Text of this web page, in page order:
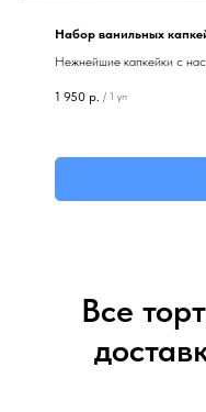
Набор ванильных
Нежнейшие капкейки с
Вес: 800гр. Количество: 8
1 950 р. / 1 уп
Все